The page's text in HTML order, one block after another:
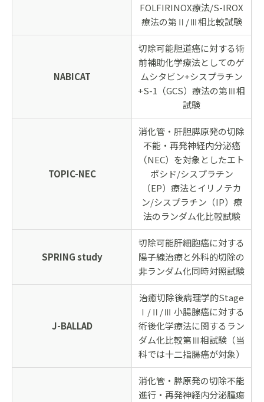
FOLFIRINOX療法/S-IROX
療法の第Ⅱ/Ⅲ相比較試験
NABICAT
切除可能胆道癌に対する術
前補助化学療法としてのゲ
ムシタビン+シスプラチン
+S-1（GCS）療法の第Ⅲ相
試験
TOPIC-NEC
消化管・肝胆膵原発の切除
不能・再発神経内分泌癌
（NEC）を対象としたエト
ポシド/シスプラチン
（EP）療法とイリノテカ
ン/シスプラチン（IP）療
法のランダム化比較試験
SPRING study
切除可能肝細胞癌に対する
陽子線治療と外科的切除の
非ランダム化同時対照試験
J-BALLAD
治癒切除後病理学的Stage
Ⅰ/Ⅱ/Ⅲ 小腸腺癌に対する
術後化学療法に関するラン
ダム化比較第Ⅲ相試験（当
科では十二指腸癌が対象）
消化管・膵原発の切除不能
進行・再発神経内分泌腫瘍